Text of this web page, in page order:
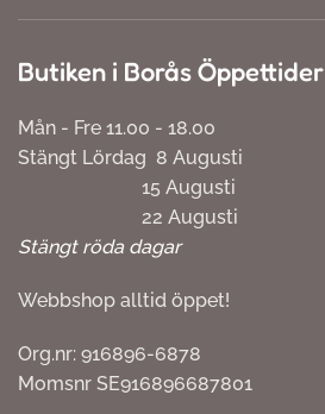
Butiken i Borås Öppettider
Mån - Fre 11.00 - 18.00
Stängt Lördag 8 Augusti
15 Augusti
22 Augusti
Stängt röda dagar
Webbshop alltid öppet!
Org.nr: 916896-6878
Momsnr SE916896687801